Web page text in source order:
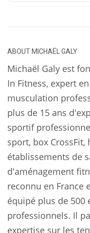
ABOUT MICHAËL GALY
Michaël Galy est
In Fitness, expert
musculation
plus de 15 ans
sportif
sport, box
établissements de
d'aménagement
reconnu en France
équipé plus de 500
professionnels. Il
expertise sur les